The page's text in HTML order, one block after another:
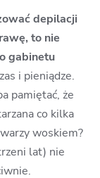
depilacji
to nie
gabinetu
i pieniądze.
pamiętać, że
co kilka
woskiem?
lat) nie